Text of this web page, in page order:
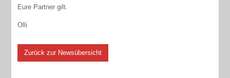
Eure Partner gilt.
Olli
Zurück zur Newsübersicht